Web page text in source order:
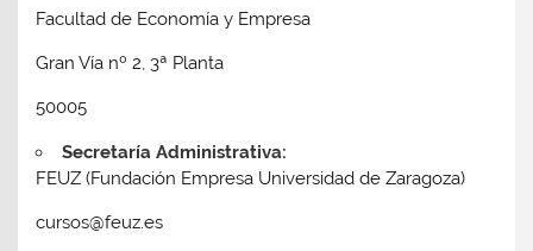
Facultad de Economía y Empresa
Gran Vía nº 2, 3ª Planta
50005
Secretaría Administrativa:
FEUZ (Fundación Empresa Universidad de Zaragoza)
cursos@feuz.es